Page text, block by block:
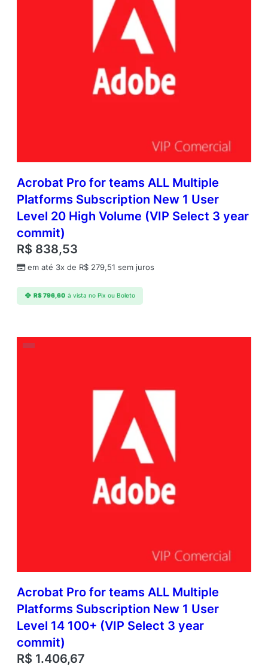
Acrobat Pro for teams ALL Multiple
Platforms Subscription New 1 User
Level 20 High Volume (VIP Select 3 year
commit)
R$ 838,53
em até 3x de R$ 279,51 sem juros
R$796,60 à vista no Pix ou Boleto
Acrobat Pro for teams ALL Multiple
Platforms Subscription New 1 User
Level 14 100+ (VIP Select 3 year
commit)
R$ 1.406,67